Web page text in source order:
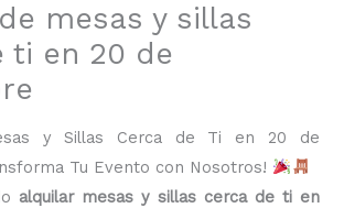
mesas y sillas
ti en 20 de
y Sillas Cerca de Ti en 20 de
Tu Evento con Nosotros!
alquilar mesas y sillas cerca de ti en